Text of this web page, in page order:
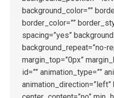
background_color=””
border_color=””
spacing=”yes”
background_repeat=”no-
margin_top=”0px”
id=”” animation_type=””
animation_direction=”left”